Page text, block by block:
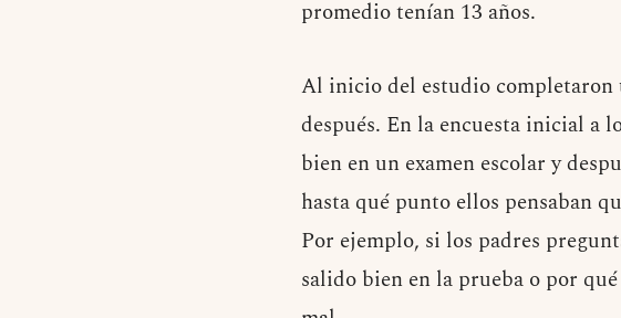
promedio tenían 13 años.
Al inicio del estudio completaron
después. En la encuesta inicial a
bien en un examen escolar y
hasta qué punto ellos pensaban
Por ejemplo, si los padres
salido bien en la prueba o por